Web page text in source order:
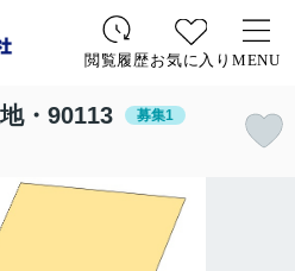
閲覧履歴お気に入り MENU
・90113 募集1